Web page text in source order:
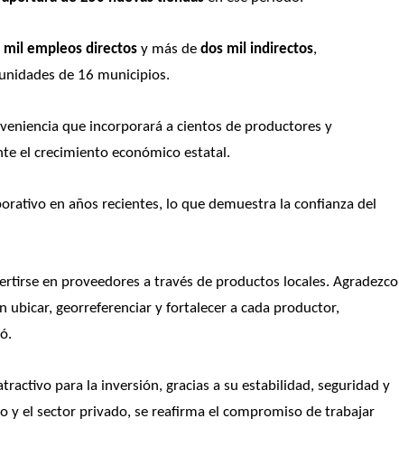
mil empleos directos y más de dos mil indirectos,
de 16 municipios.
que incorporará a cientos de productores y
el crecimiento económico estatal.
en años recientes, lo que demuestra la confianza del
en proveedores a través de productos locales. Agradezco
ubicar, georreferenciar y fortalecer a cada productor,
para la inversión, gracias a su estabilidad, seguridad y
y el sector privado, se reafirma el compromiso de trabajar